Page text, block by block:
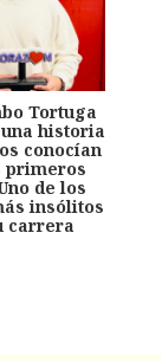
Tortuga
historia
conocían
primeros
de los
insólitos
carrera